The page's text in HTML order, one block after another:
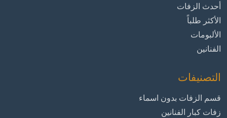
أحدث الزفات
الأكثر طلباً
الألبومات
الفنانين
التصنيفات
قسم الزفات بدون اسماء
زفات كبار الفنانين